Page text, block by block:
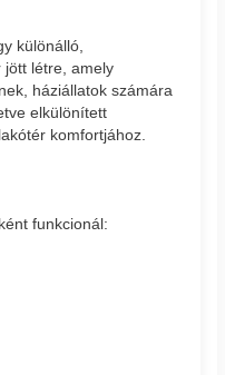
különálló,
jött létre, amely
háziállatok számára
elkülönített
komfortjához.
funkcionál: